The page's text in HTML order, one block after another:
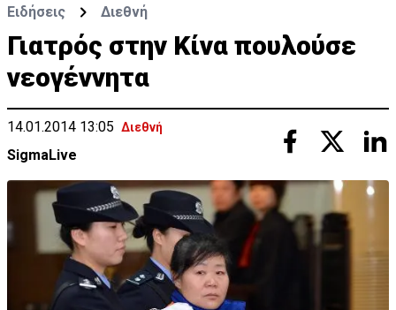
Ειδήσεις Διεθνή
Γιατρός στην Κίνα πουλούσε
νεογέννητα
14.01.2014 13:05 Διεθνή
SigmaLive